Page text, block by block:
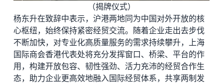
（揭牌仪式）
杨东升在致辞中表示，沪港两地同为中国对外开放的核
心枢纽，始终保持紧密经贸交流。随着企业走出去步伐
不断加快，对专业化高质量服务的需求持续攀升，上海
国际商会香港代表处将充分发挥窗口、桥梁、平台的作
用，构建开放包容、韧性强劲、活力充沛的经贸合作生
态，助力企业更高效地融入国际经贸体系，共享两制发